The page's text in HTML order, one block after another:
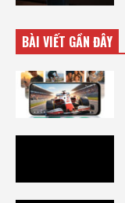
BÀI VIẾT GẦN ĐÂY